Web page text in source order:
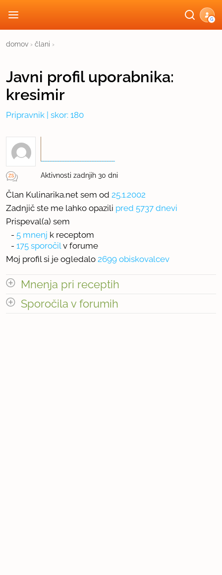
G
domov › člani ›
Javni profiluporabnika:
kresimir
Pripravnik | skor: 180
Aktivnosti zadnjih 30 dni
Član Kulinarika.net sem od 25.1.2002
Zadnjič ste me lahko opazili pred 5737 dnevi
Prispeval(a) sem
- 5 mnenj k receptom
- 175 sporočil v forume
Moj profil si je ogledalo 2699 obiskovalcev
Mnenja pri receptih
odpri vse
Sporočila v forumih